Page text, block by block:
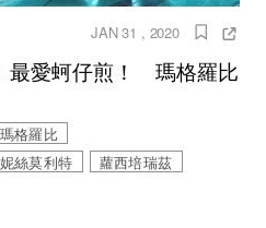
JAN 31 , 2020
最愛蚵仔煎！ 瑪格羅比
瑪格羅比
絲莫利特
蘿西培瑞茲